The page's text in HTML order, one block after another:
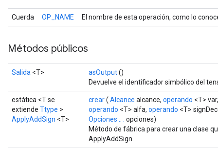
Cuerda OP_NAME El nombre de esta operación, como lo
Métodos públicos
Salida <T> asOutput()
Devuelve el identificador simbólico del
estática <T se
extiende Ttype >
ApplyAddSign <T>
crear( Alcance alcance, operando <T>
operando <T> alfa, operando <T>
Opciones .. .
opciones)
Método de fábrica para crear una clase
ApplyAddSign.